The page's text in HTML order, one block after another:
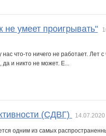
не умеет проигрывать"
что-то ничего не работает.
да и никто не может. Е...
(СДВГ) 14.07.2020
одним из самых